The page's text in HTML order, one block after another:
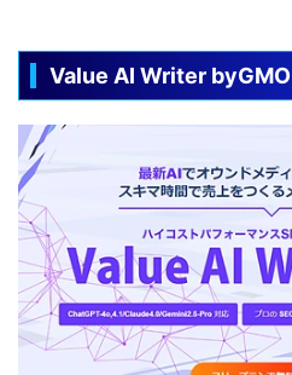
Value AI Writer byGMO